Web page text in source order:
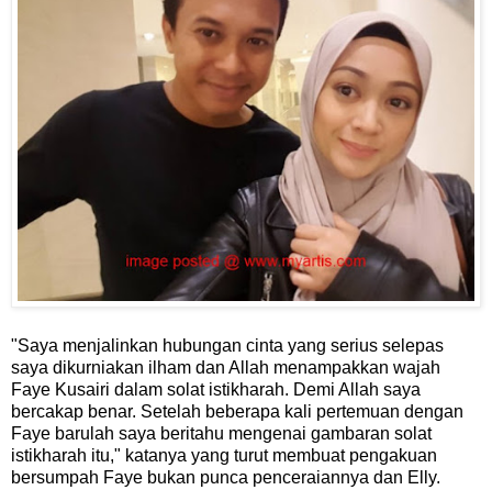
"Saya menjalinkan hubungan cinta yang serius selepas
saya dikurniakan ilham dan Allah menampakkan wajah
Faye Kusairi dalam solat istikharah. Demi Allah saya
bercakap benar. Setelah beberapa kali pertemuan dengan
Faye barulah saya beritahu mengenai gambaran solat
istikharah itu," katanya yang turut membuat pengakuan
bersumpah Faye bukan punca penceraiannya dan Elly.